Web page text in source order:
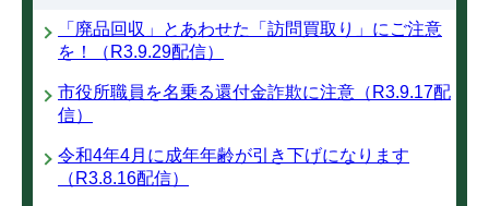
「廃品回収」とあわせた「訪問買取り」にご注意
を！（R3.9.29配信）
市役所職員を名乗る還付金詐欺に注意（R3.9.17配
信）
令和4年4月に成年年齢が引き下げになります
（R3.8.16配信）